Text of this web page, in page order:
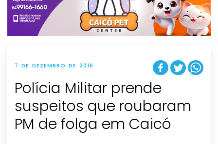
t
i
o
n
7 DE DEZEMBRO DE 2016
Polícia Militar prende
suspeitos que roubaram
PM de folga em Caicó